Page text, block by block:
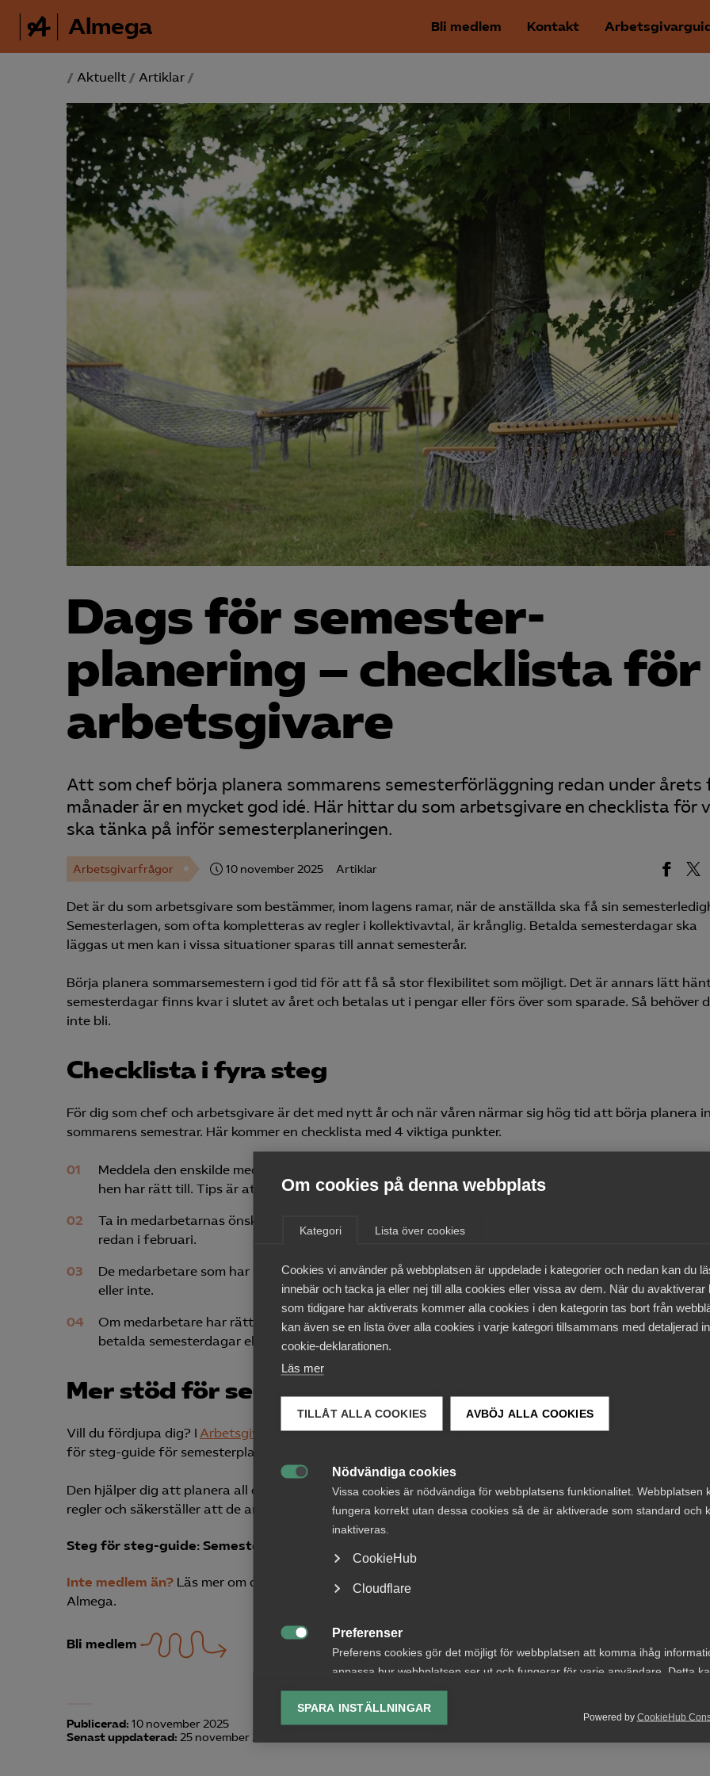
Om cookies på denna webbplats
Kategori Lista över cookies
Cookies vi använder på webbplatsen är uppdelade i kategorier och nedan kan du
innebär och tacka ja eller nej till alla cookies eller vissa av dem. När du avaktiverar
som tidigare har aktiverats kommer alla cookies i den kategorin tas bort från
kan även se en lista över alla cookies i varje kategori tillsammans med detaljerad
cookie-deklarationen.
Läs mer
TILLÅT ALLA COOKIES AVBÖJ ALLA COOKIES
Nödvändiga cookies
Vissa cookies är nödvändiga för webbplatsens funktionalitet. Webbplatsen
fungera korrekt utan dessa cookies så de är aktiverade som standard och
inaktiveras.
CookieHub
Cloudflare
Preferenser
Preferens cookies gör det möjligt för webbplatsen att komma ihåg
anpassa hur webbplatsen ser ut och fungerar för varje användare. Detta
lagring av vald valuta, region, språk eller färgschema.

Analys-cookies
Powered by CookieHub
SPARA INSTÄLLNINGAR
Almega Bli medlem Kontakt
/ Aktuellt / Artiklar /
Dags för semester­
planering – checklista för
arbetsgivare
Att som chef börja planera sommarens semesterförläggning redan under årets
månader är en mycket god idé. Här hittar du som arbetsgivare en checklista för
ska tänka på inför semesterplaneringen.
Arbetsgivarfrågor 10 november 2025 Artiklar
Det är du som arbetsgivare som bestämmer, inom lagens ramar, när de anställda ska få sin
Semesterlagen, som ofta kompletteras av regler i kollektivavtal, är krånglig. Betalda semesterdagar ska
läggas ut men kan i vissa situationer sparas till annat semesterår.
Börja planera sommarsemestern i god tid för att få så stor flexibilitet som möjligt. Det är annars lätt
semesterdagar finns kvar i slutet av året och betalas ut i pengar eller förs över som sparade. Så behöver
inte bli.
Checklista i fyra steg
För dig som chef och arbetsgivare är det med nytt år och när våren närmar sig hög tid att börja planera
sommarens semestrar. Här kommer en checklista med 4 viktiga punkter.
Meddela den enskilde medarbetaren hur många betalda, obetalda respektive sparade semesterdagar
hen har rätt till. Tips är att göra det i skrift – till exempel i lönebeskedet.
Ta in medarbetarnas önskemål om semester i god tid, till exempel genom att skicka ut en
redan i februari.
De medarbetare som har rätt till obetald semester – ställ frågan om de önskar få ut obetald
eller inte.
Om medarbetare har rätt att spara eller har sparade dagar att ta ut – ställ frågan om de önskar
betalda semesterdagar eller få ut tidigare sparade semesterdagar.
Mer stöd för semesterplaneringen
Vill du fördjupa dig? I Arbetsgivarguidenhar du som är medlem i Almega tillgång till en mer omfattande
för steg-guide för semesterplanering.
Den hjälper dig att planera all de anställdas semester under hela semesteråret. Du följer semesterlagens
regler och säkerställer att de anställda får ut all sin intjänade semester under semesteråret.
Steg för steg-guide: Semesterplanering
Inte medlem än? Läs mer om den rådgivning, stöd och hjälp du kan få som medlem i ett förbund inom
Almega.
Bli medlem
Publicerad: 10 november 2025
Senast uppdaterad: 25 november 2025